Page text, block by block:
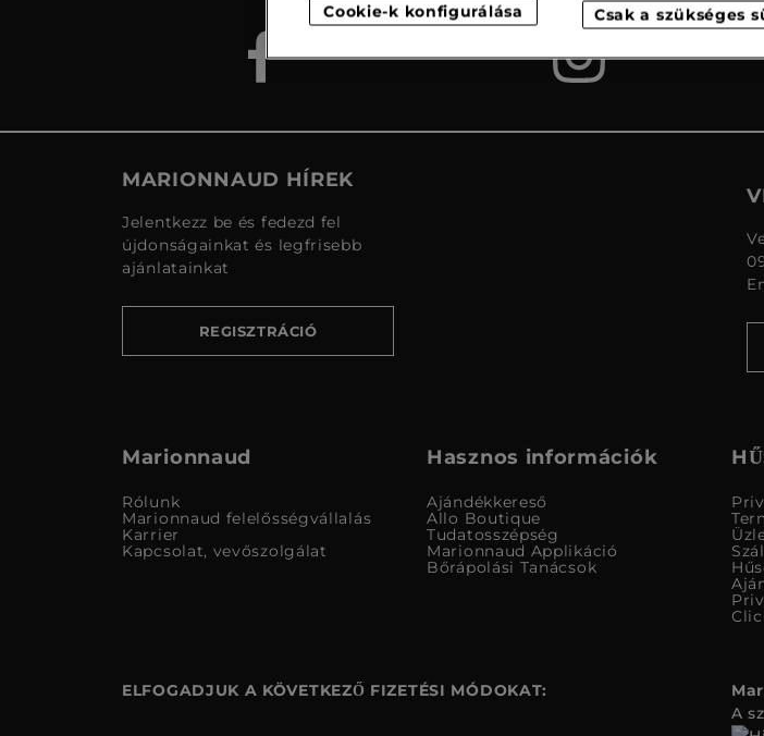
MARIONNAUD HÍREK
Jelentkezz be és fedezd fel
újdonságainkat és legfrisebb
ajánlatainkat
REGISZTRÁCIÓ
Marionnaud
Rólunk
Marionnaud felelősségvállalás
Karrier
Kapcsolat, vevőszolgálat
Hasznos információk
Ajándékkereső
Allo Boutique
Tudatosszépség
Marionnaud Applikáció
Bőrápolási Tanácsok
ELFOGADJUK A KÖVETKEZŐ FIZETÉSI MÓDOKAT:
A
Cookie-k konfigurálása Csak a szükséges